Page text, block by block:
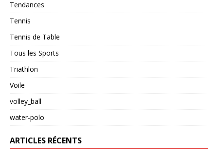
Tendances
Tennis
Tennis de Table
Tous les Sports
Triathlon
Voile
volley_ball
water-polo
ARTICLES RÉCENTS